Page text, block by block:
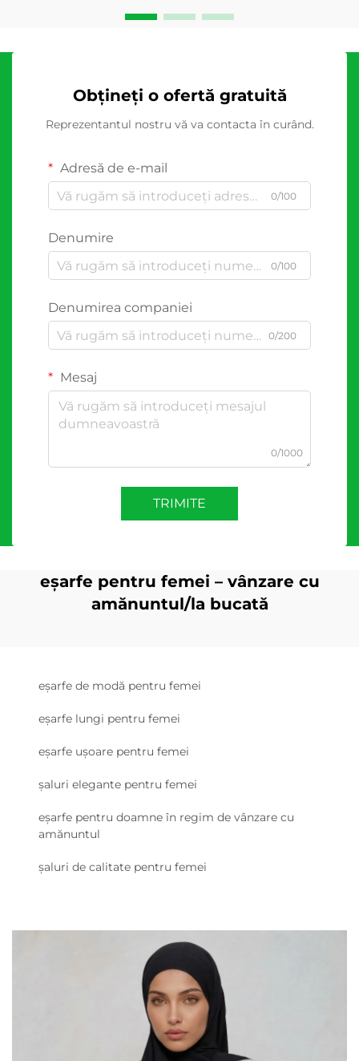
Obțineți o ofertă gratuită
Reprezentantul nostru vă va contacta în curând.
Adresă de e-mail
0/100
Denumire
0/100
Denumirea companiei
0/200
Mesaj
0/1000
TRIMITE
eșarfe pentru femei – vânzare cu
amănuntul/la bucată
eșarfe de modă pentru femei
eșarfe lungi pentru femei
eșarfe ușoare pentru femei
șaluri elegante pentru femei
eșarfe pentru doamne în regim de vânzare cu
amănuntul
șaluri de calitate pentru femei